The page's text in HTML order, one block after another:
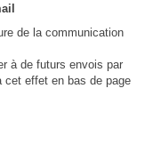
de la communication
à de futurs envois par
cet effet en bas de page